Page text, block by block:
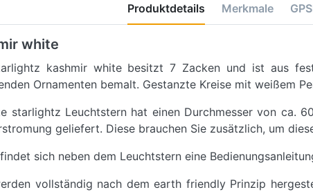
Produktdetails Merkmale
white
kashmir white besitzt 7 Zacken und ist aus
Ornamenten bemalt. Gestanzte Kreise mit weißem
starlightz Leuchtstern hat einen Durchmesser von ca.
geliefert. Diese brauchen Sie zusätzlich, um
sich neben dem Leuchtstern eine
vollständig nach dem earth friendly Prinzip